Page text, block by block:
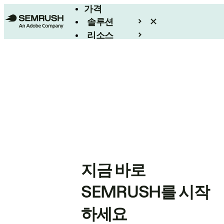
가격
솔루션
리소스
지금 바로
SEMRUSH를 시작
하세요